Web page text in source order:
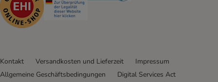
Kontakt Versandkosten und Lieferzeit
Impressum
Allgemeine Geschäftsbedingungen
Digital Services Act